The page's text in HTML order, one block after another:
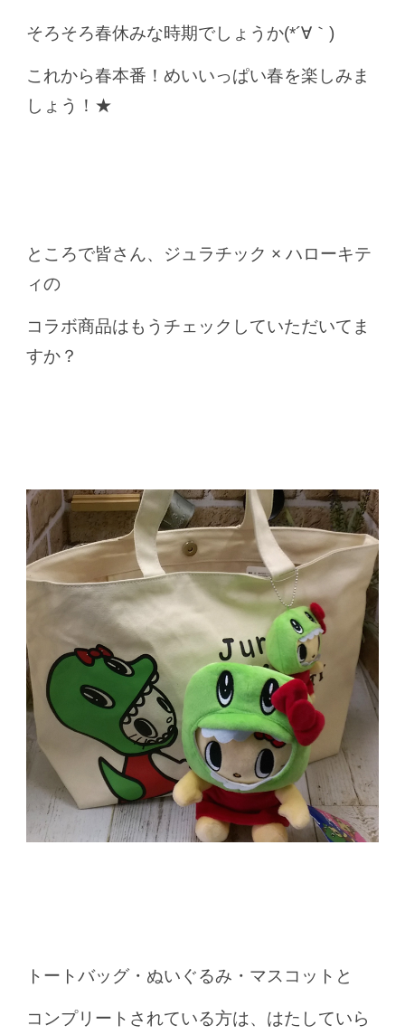
そろそろ春休みな時期でしょうか(*´∀｀)
これから春本番！めいいっぱい春を楽しみま
しょう！★
ところで皆さん、ジュラチック × ハローキテ
ィの
コラボ商品はもうチェックしていただいてま
すか？
トートバッグ・ぬいぐるみ・マスコットと
コンプリートされている方は、はたしていら